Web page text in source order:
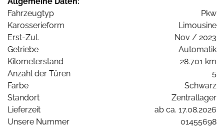
Fahrzeugtyp
Pkw
Karosserieform
Limousine
Erst-Zul.
Nov / 2023
Getriebe
Automatik
Kilometerstand
28.701 km
Anzahl der Türen
5
Farbe
Schwarz
Standort
Zentrallager
Lieferzeit
ab ca. 17.08.2026
Unsere Nummer
01455698